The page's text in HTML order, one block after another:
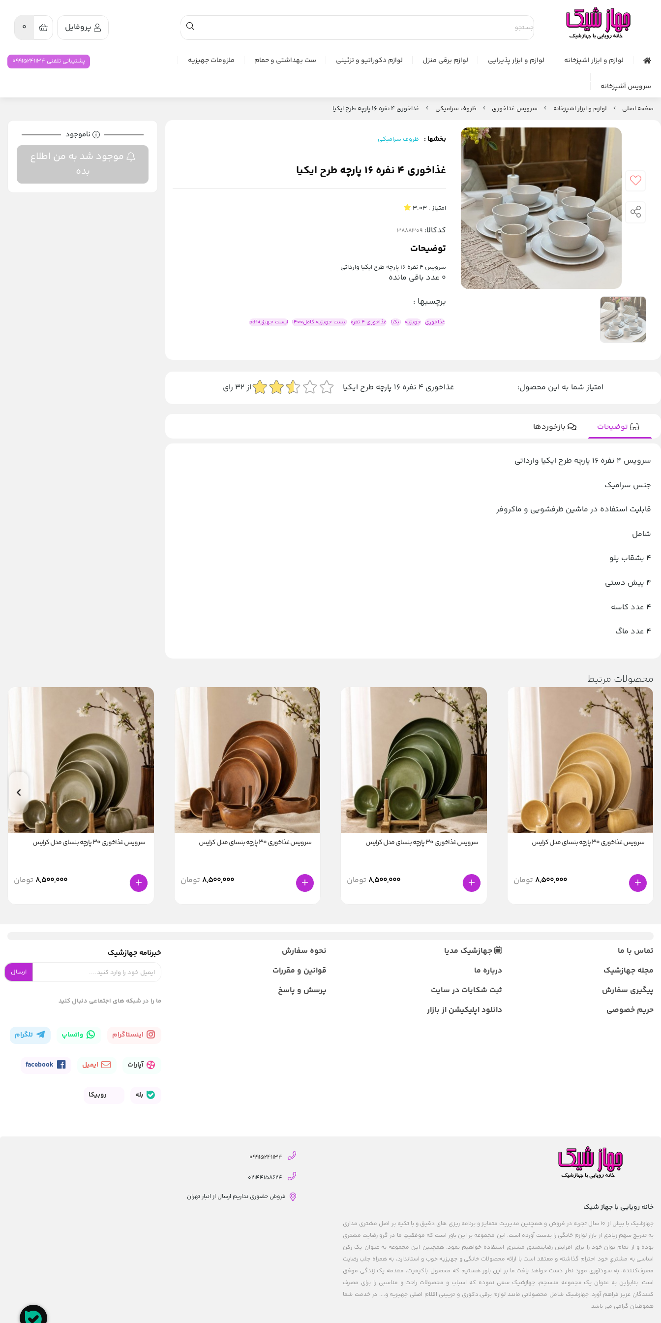
پروفایل 0
لوازم و ابزار اشپزخانه لوازم و ابزار پذیرایی لوازم برقی منزل لوازم دکوراتیو و تزئینی ست بهداشتی و حمام ملزومات جهیزیه
سرویس آشپزخانه
پشتیبانی تلفنی 09915241134
صفحه اصلی لوازم و ابزار اشپزخانه سرويس غذاخوري ظروف سرامیکی غذاخوری 4 نفره 16 پارچه طرح ایکیا
بخشها : ظروف سرامیکی
غذاخوری 4 نفره 16 پارچه طرح ایکیا
امتیاز : 3.03
کدکالا:
توضیحات
سرویس ۴ نفره ۱۶ پارچه طرح ایکیا وارداتی
0 عدد باقی مانده
برچسبها :
غذاخوری جهیزیه ایکیا غذاخوری 4 نفره لیست جهیزیه کامل1400 لیست جهیزیهpdf
امتیاز شما به این محصول: غذاخوری 4 نفره 16 پارچه طرح ایکیا از 32 رای
توضیحات بازخوردها
سرویس ۴ نفره ۱۶ پارچه طرح ایکیا وارداتی
جنس سرامیک
قابلیت استفاده در ماشین ظرفشویی و ماکروفر
شامل
۴ بشقاب پلو
۴ پیش دستی
۴ عدد کاسه
۴ عدد ماگ
ناموجود
موجود شد به من اطلاع
بده
محصولات مرتبط
سرویس غذاخوری 30 پارچه بنسای مدل کرایس
8,500,000 تومان
سرویس غذاخوری 30 پارچه بنسای مدل کرایس
8,500,000 تومان
سرویس غذاخوری 30 پارچه بنسای مدل کرایس
8,500,000 تومان
سرویس غذاخوری 30 پارچه بنسای مدل کرایس
8,500,000 تومان
تماس با ما جهازشیک مدیا
نحوه سفارش
مجله جهازشیک
درباره ما
قوانین و مقررات
پیگیری سفارش
ثبت شکایات در سایت
پرسش و پاسخ
حریم خصوصی
دانلود اپلیکیشن از بازار
خبرنامه جهازشیک
ارسال
ما را در شبکه های اجتماعی دنبال کنید
اینستاگرام واتساپ تلگرام
آپارات ایمیل
بله روبیکا
خانه رویایی با جهاز شیک
جهازشیک با بیش از 10 سال تجربه در فروش و همچنین مدیریت متمایز و برنامه ریزی های دقیق و با تکیه بر اصل مشتری مداری
به تدریج سهمِ زیادی از بازار لوازم خانگی را بدست آورده است. این مجموعه بر این باور است که موفقیتِ ما در گرو رضایت مشتری
بوده و از تمام توان خود را برای افزایش رضایتمندی مشتری استفاده خواهیم نمود. همچنین این مجموعه به عنوان یک رکن
اساسی به مشتریِ خود احترام گذاشته و معتقد است با ارائه محصولات خانگی و جهیزیه خوب و استاندارد، به همراه جلب رضایت
مصرف‌کننده، به سودآوری مورد نظر دست خواهد یافت.ما بر این باور هستیم که محصول باکیفیت، مقدمه یک زندگی موفق
است. بنابراین به عنوان یک مجموعه منسجم، جهازشیک سعی نموده که اسباب و محصولات راحت و مناسبی را برای مصرف
کنندگان عزیز فراهم آورد. جهازشیک شامل محصولاتی مانند لوازم برقی.دکوری و تزیینی اقلام اصلی جهیزیه و.... در خدمت شما
هموطنان گرامی می باشد
09915241134
02144158624
فروش حضوری نداریم ارسال از انبار تهران